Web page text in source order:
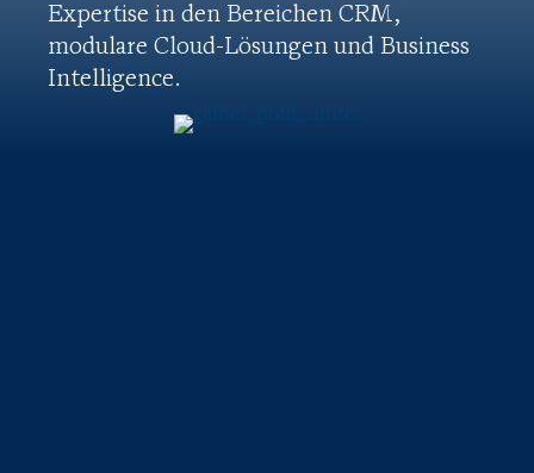
Expertise in den Bereichen CRM,
modulare Cloud-Lösungen und Business
Intelligence.